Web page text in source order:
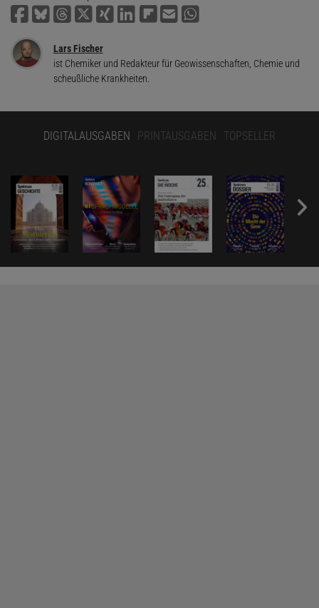
Lars Fischer
ist Chemiker und Redakteur für Geowissenschaften, Chemie und
scheußliche Krankheiten.
DIGITALAUSGABEN PRINTAUSGABEN TOPSELLER